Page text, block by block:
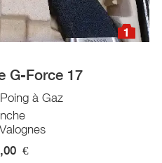
1
G-Force 17
à Gaz
€